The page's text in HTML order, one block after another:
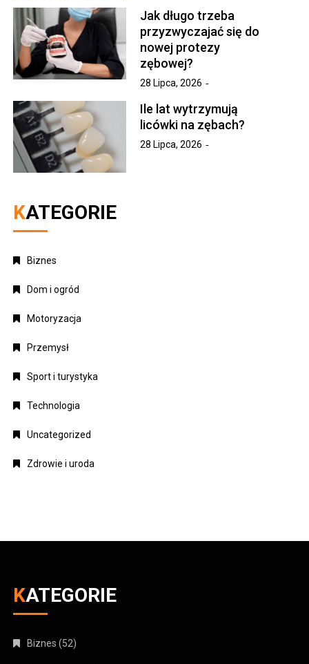
Jak długo trzeba
przyzwyczajać się do
nowej protezy
zębowej?
28 Lipca, 2026
Ile lat wytrzymują
licówki na zębach?
28 Lipca, 2026
KATEGORIE
Biznes
Dom i ogród
Motoryzacja
Przemysł
Sport i turystyka
Technologia
Uncategorized
Zdrowie i uroda
KATEGORIE
Biznes (52)